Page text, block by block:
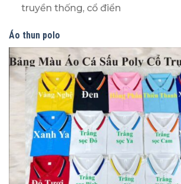
truyền thống, cổ điển
Áo thun polo